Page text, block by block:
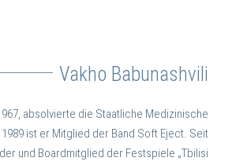
Vakho Babunashvili
absolvierte die Staatliche Medizinische
ist er Mitglied der Band Soft Eject. Seit
und Boardmitglied der Festspiele „Tbilisi